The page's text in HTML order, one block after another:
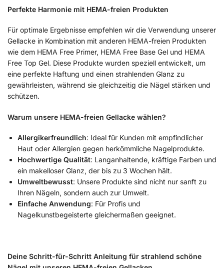
Perfekte Harmonie mit HEMA-freien Produkten
Für optimale Ergebnisse empfehlen wir die Verwendung unserer
Gellacke in Kombination mit anderen HEMA-freien Produkten
wie dem HEMA Free Primer, HEMA Free Base Gel und HEMA
Free Top Gel. Diese Produkte wurden speziell entwickelt, um
eine perfekte Haftung und einen strahlenden Glanz zu
gewährleisten, während sie gleichzeitig die Nägel stärken und
schützen.
Warum unsere HEMA-freien Gellacke wählen?
Allergikerfreundlich: Ideal für Kunden mit empfindlicher
Haut oder Allergien gegen herkömmliche Nagelprodukte.
Hochwertige Qualität: Langanhaltende, kräftige Farben und
ein makelloser Glanz, der bis zu 3 Wochen hält.
Umweltbewusst: Unsere Produkte sind nicht nur sanft zu
Ihren Nägeln, sondern auch zur Umwelt.
Einfache Anwendung: Für Profis und
Nagelkunstbegeisterte gleichermaßen geeignet.
Deine Schritt-für-Schritt Anleitung für strahlend schöne